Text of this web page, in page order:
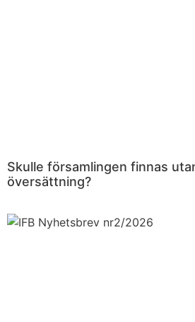
Skulle församlingen finnas
översättning?